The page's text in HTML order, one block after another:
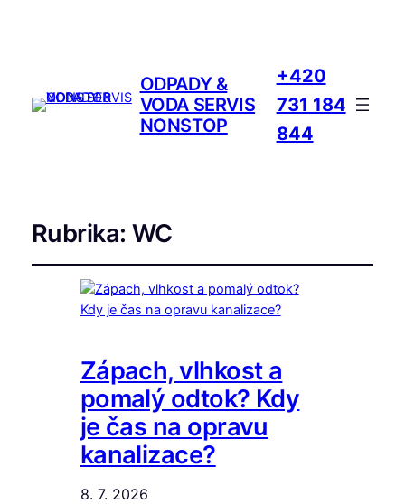
ODPADY &
VODA SERVIS
NONSTOP
+420
731 184
844
Rubrika: WC
Zápach, vlhkost a
pomalý odtok? Kdy
je čas na opravu
kanalizace?
8. 7. 2026